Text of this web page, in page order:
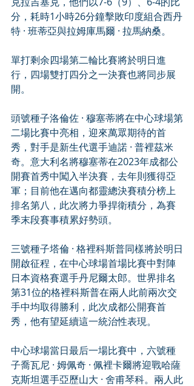
分，耗時1小時26分鐘擊敗印度組合西丹
特 · 班蒂亞與拉姆庫馬爾 · 拉馬納桑。
單打剩余四場第二輪比賽將於明日進
行，四場雙打四分之一決賽也將同步展
開。
頭號種子洛倫佐 · 穆塞蒂將在中心球場第
二場比賽中亮相，迎來萬眾期待的首
秀，對手是新生代選手迪諾 · 普裡茲米
奇。意大利名將穆塞蒂在2023年成都公
開賽首秀中闖入半決賽，去年則獲得亞
軍；目前他在邁向都靈總決賽積分榜上
排名第八，此次將力爭捍衛積分，為賽
季末段賽事積累好勢頭。
三號種子塔倫 · 格裡科斯普同樣將於明日
開啟征程，在中心球場首場比賽中對陣
日本資格賽選手丹尼爾太郎。世界排名
第31位的格裡科斯普在兩人此前兩次交
手中均取得勝利，此次成都公開賽首
秀，他有望延續這一統治性表現。
中心球場當日最后一場比賽中，六號種
子喬瓦尼 · 姆佩奇 · 佩裡卡爾將迎戰哈薩
克斯坦選手亞歷山大 · 舍甫琴科。兩人此